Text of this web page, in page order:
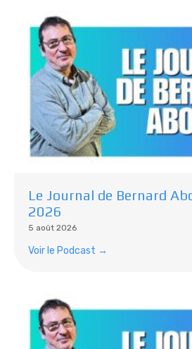
Le Journal de Bernard
2026
5 août 2026
Voir le Podcast →